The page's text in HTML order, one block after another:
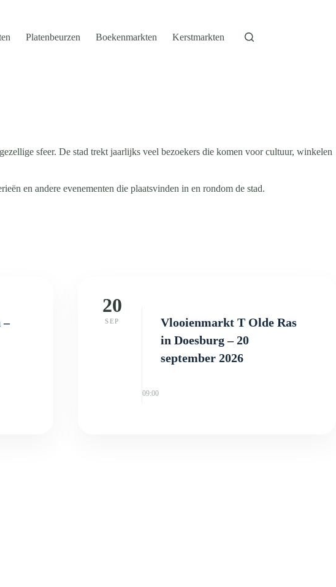
Platenbeurzen Boekenmarkten Kerstmarkten
sfeer. De stad trekt jaarlijks veel bezoekers die komen voor cultuur, winkelen
en andere evenementen die plaatsvinden in en rondom de stad.
–
20
SEP
Vlooienmarkt T Olde Ras
in Doesburg – 20
september 2026
09:00